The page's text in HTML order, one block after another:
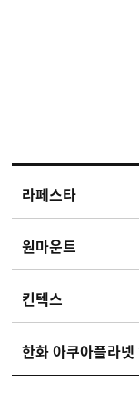
라페스타
원마운트
킨텍스
한화 아쿠아플라넷